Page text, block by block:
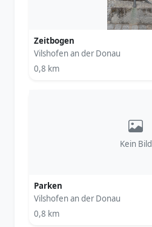
Zeitbogen
Vilshofen an der Donau
0,8 km
Kein Bild
Parken
Vilshofen an der Donau
0,8 km